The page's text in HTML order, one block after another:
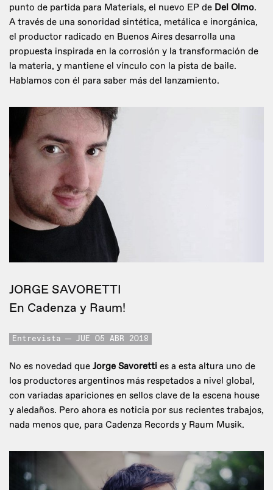
punto de partida para Materials, el nuevo EP de Del Olmo.
A través de una sonoridad sintética, metálica e inorgánica,
el productor radicado en Buenos Aires desarrolla una
propuesta inspirada en la corrosión y la transformación de
la materia, y mantiene el vínculo con la pista de baile.
Hablamos con él para saber más del lanzamiento.
JORGE SAVORETTI
En Cadenza y Raum!
Entrevista JUE 05 ABR 2018
No es novedad que Jorge Savoretti es a esta altura uno de
los productores argentinos más respetados a nivel global,
con variadas apariciones en sellos clave de la escena house
y aledaños. Pero ahora es noticia por sus recientes trabajos,
nada menos que, para Cadenza Records y Raum Musik.